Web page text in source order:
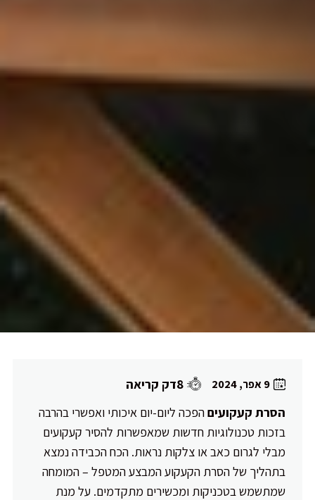
9 אפר, 2024
8דק קריאה
הסרת קעקועיםהפכה ליום-יום איכותי ואפשרי בהרבה
בזכות טכנולוגיות חדשות שמאפשרות להסיר קעקועים
מבלי לגרום כאב או צלקות נראות. הכח הכבידה נמצא
בתהליך של הסרת הקעקוע המבצע המטפל – המומחה
שמתשמש בטכניקות ומכשירים מתקדמים. על מנת